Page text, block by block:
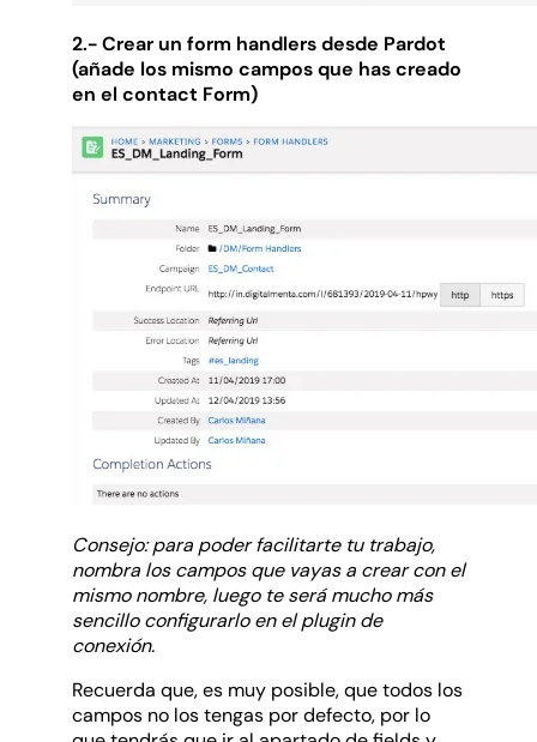
2.- Crear un form handlers desde Pardot
(añade los mismo campos que has creado
en el contact Form)
Consejo: para poder facilitarte tu trabajo,
nombra los campos que vayas a crear con el
mismo nombre, luego te será mucho más
sencillo configurarlo en el plugin de
conexión.
Recuerda que, es muy posible, que todos los
campos no los tengas por defecto, por lo